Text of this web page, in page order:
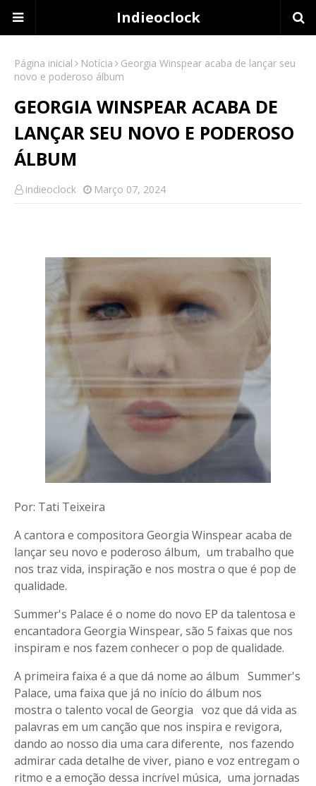
Indieoclock
Página inicial Notícia
Georgia Winspear acaba de lançar seu
novo e poderoso álbum
GEORGIA WINSPEAR ACABA DE
LANÇAR SEU NOVO E PODEROSO
ÁLBUM
indieoclock Março 07, 2024
Por: Tati Teixeira
A cantora e compositora Georgia Winspear acaba de
lançar seu novo e poderoso álbum, um trabalho que
nos traz vida, inspiração e nos mostra o que é pop de
qualidade.
Summer's Palace é o nome do novo EP da talentosa e
encantadora Georgia Winspear, são 5 faixas que nos
inspiram e nos fazem conhecer o pop de qualidade.
A primeira faixa é a que dá nome ao álbum Summer's
Palace, uma faixa que já no início do álbum nos
mostra o talento vocal de Georgia voz que dá vida as
palavras em um canção que nos inspira e revigora,
dando ao nosso dia uma cara diferente, nos fazendo
admirar cada detalhe de viver, piano e voz entregam o
ritmo e a emoção dessa incrível música, uma jornadas